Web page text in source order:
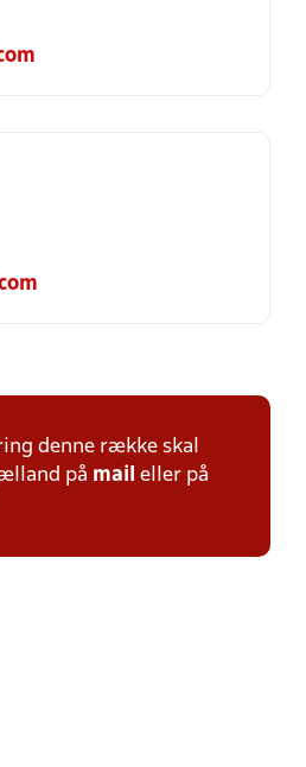
denne række skal
på mail eller på